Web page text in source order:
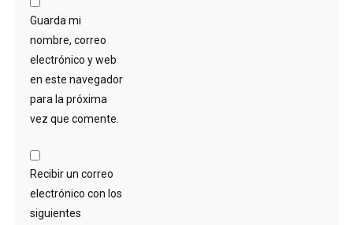
Guarda mi
nombre, correo
electrónico y web
en este navegador
para la próxima
vez que comente.
Recibir un correo
electrónico con los
siguientes